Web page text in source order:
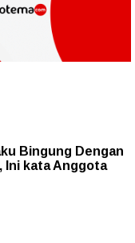
Bingung Dengan
Ini kata Anggota